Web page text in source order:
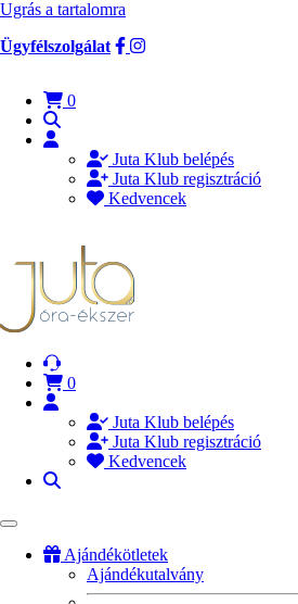
Ugrás a tartalomra
Ügyfélszolgálat
0
Juta Klub belépés
Juta Klub regisztráció
Kedvencek
0
Juta Klub belépés
Juta Klub regisztráció
Kedvencek
Ajándékötletek
Ajándékutalvány